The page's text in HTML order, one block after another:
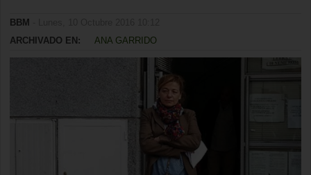
BBM
ARCHIVADO EN:
ANA GARRIDO